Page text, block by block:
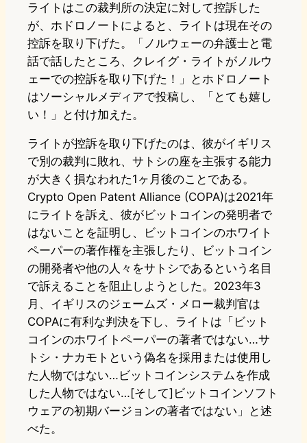
ライトはこの裁判所の決定に対して控訴した
が、ホドロノートによると、ライトは現在その
控訴を取り下げた。「ノルウェーの弁護士と電
話で話したところ、クレイグ・ライトがノルウ
ェーでの控訴を取り下げた！」とホドロノート
はソーシャルメディアで投稿し、「とても嬉し
い！」と付け加えた。
ライトが控訴を取り下げたのは、彼がイギリス
で別の裁判に敗れ、サトシの座を主張する能力
が大きく損なわれた1ヶ月後のことである。
Crypto Open Patent Alliance (COPA)は2021年
にライトを訴え、彼がビットコインの発明者で
はないことを証明し、ビットコインのホワイト
ペーパーの著作権を主張したり、ビットコイン
の開発者や他の人々をサトシであるという名目
で訴えることを阻止しようとした。2023年3
月、イギリスのジェームズ・メロー裁判官は
COPAに有利な判決を下し、ライトは「ビット
コインのホワイトペーパーの著者ではない…サ
トシ・ナカモトという偽名を採用または使用し
た人物ではない…ビットコインシステムを作成
した人物ではない…[そして]ビットコインソフト
ウェアの初期バージョンの著者ではない」と述
べた。